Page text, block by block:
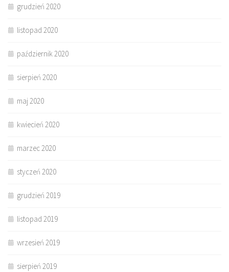
grudzień 2020
listopad 2020
październik 2020
sierpień 2020
maj 2020
kwiecień 2020
marzec 2020
styczeń 2020
grudzień 2019
listopad 2019
wrzesień 2019
sierpień 2019